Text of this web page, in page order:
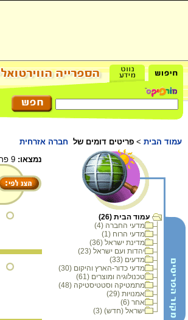
עמוד הבית > פריטים דומים של חברה אזרחית
עמוד הבית (26)
מדעי החברה (4)
מדעי הרוח (1)
מדינת ישראל (36)
יהדות ועם ישראל (23)
מדעים (33)
מדעי כדור-הארץ והיקום (30)
טכנולוגיה ומוצרים (61)
מתמטיקה וסטטיסטיקה (48)
אמנויות (29)
אחר (6)
ישראל (חדש) (3)
נמצאו: